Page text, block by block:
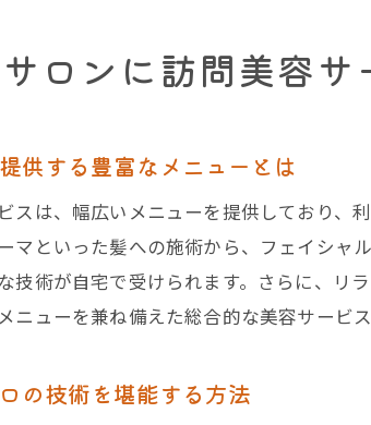
忙
ロンに訪問美容
供する豊富なメニューとは
スは、幅広いメニューを提供しており、
マといった髪への施術から、フェイシャ
技術が自宅で受けられます。さらに、リ
ニューを兼ね備えた総合的な美容サービ
の技術を堪能する方法